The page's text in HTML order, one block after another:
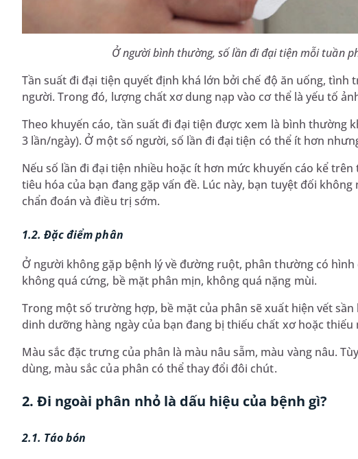
Ở người bình thường, số lần đi đại tiện mỗi tuần
Tần suất đi đại tiện quyết định khá lớn bởi chế độ ăn uống, tình
người. Trong đó, lượng chất xơ dung nạp vào cơ thể là yếu tố
Theo khuyến cáo, tần suất đi đại tiện được xem là bình thường
3 lần/ngày). Ở một số người, số lần đi đại tiện có thể ít hơn
Nếu số lần đi đại tiện nhiều hoặc ít hơn mức khuyến cáo kể
tiêu hóa của bạn đang gặp vấn đề. Lúc này, bạn tuyệt đối
chẩn đoán và điều trị sớm.
1.2. Đặc điểm phân
Ở người không gặp bệnh lý về đường ruột, phân thường có
không quá cứng, bề mặt phân mịn, không quá nặng mùi.
Trong một số trường hợp, bề mặt của phân sẽ xuất hiện vết
dinh dưỡng hàng ngày của bạn đang bị thiếu chất xơ hoặc thiếu
Màu sắc đặc trưng của phân là màu nâu sẫm, màu vàng nâu.
dùng, màu sắc của phân có thể thay đổi đôi chút.
2. Đi ngoài phân nhỏ là dấu hiệu của bệnh gì?
2.1. Táo bón